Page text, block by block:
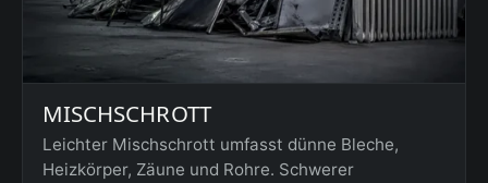
MISCHSCHROTT
Leichter Mischschrott umfasst dünne Bleche,
Heizkörper, Zäune und Rohre. Schwerer